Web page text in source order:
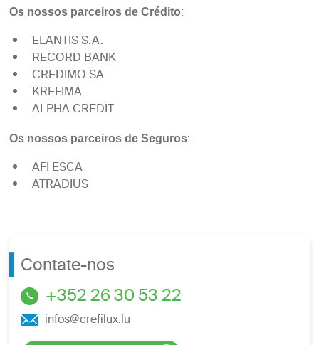
Os nossos parceiros de Crédito:
ELANTIS S.A.
RECORD BANK
CREDIMO SA
KREFIMA
ALPHA CREDIT
Os nossos parceiros de Seguros:
AFI ESCA
ATRADIUS
Contate-nos
+352 26 30 53 22
infos@crefilux.lu